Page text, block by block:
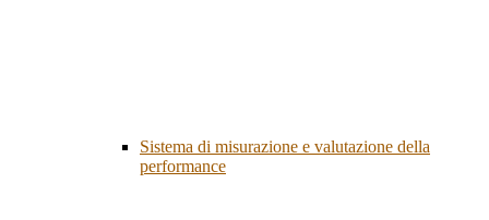
Sistema di misurazione e valutazione della
performance